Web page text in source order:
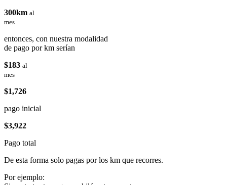
300km al
mes
entonces, con nuestra modalidad
de pago por km serían
$183 al
mes
$1,726
pago inicial
$3,922
Pago total
De esta forma solo pagas por los km que recorres.
Por ejemplo: